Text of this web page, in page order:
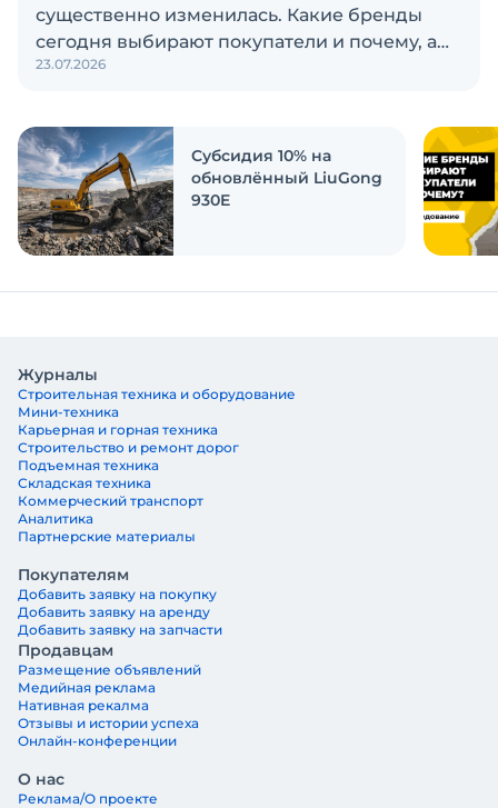
существенно изменилась. Какие бренды
сегодня выбирают покупатели и почему, а
также кого считают лидерами рынка?
ответить на эти вопросы
23.07.2026
Субсидия 10% на
обновлённый LiuGong
930E
Журналы
Строительная техника и оборудование
Мини-техника
Карьерная и горная техника
Строительство и ремонт дорог
Подъемная техника
Складская техника
Коммерческий транспорт
Аналитика
Партнерские материалы
Покупателям
Добавить заявку на покупку
Добавить заявку на аренду
Добавить заявку на запчасти
Продавцам
Размещение объявлений
Медийная реклама
Нативная рекалма
Отзывы и истории успеха
Онлайн-конференции
О нас
Реклама/О проекте